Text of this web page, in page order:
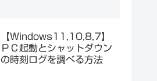
【Windows11,10,8,7】
ＰＣ起動とシャットダウン
の時刻ログを調べる方法